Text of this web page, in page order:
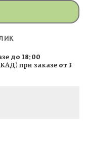
до 18:00
при заказе от 3